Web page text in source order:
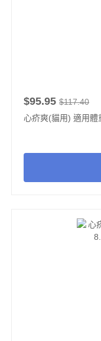
$95.95 $117.40
心疥爽(貓用) 適用